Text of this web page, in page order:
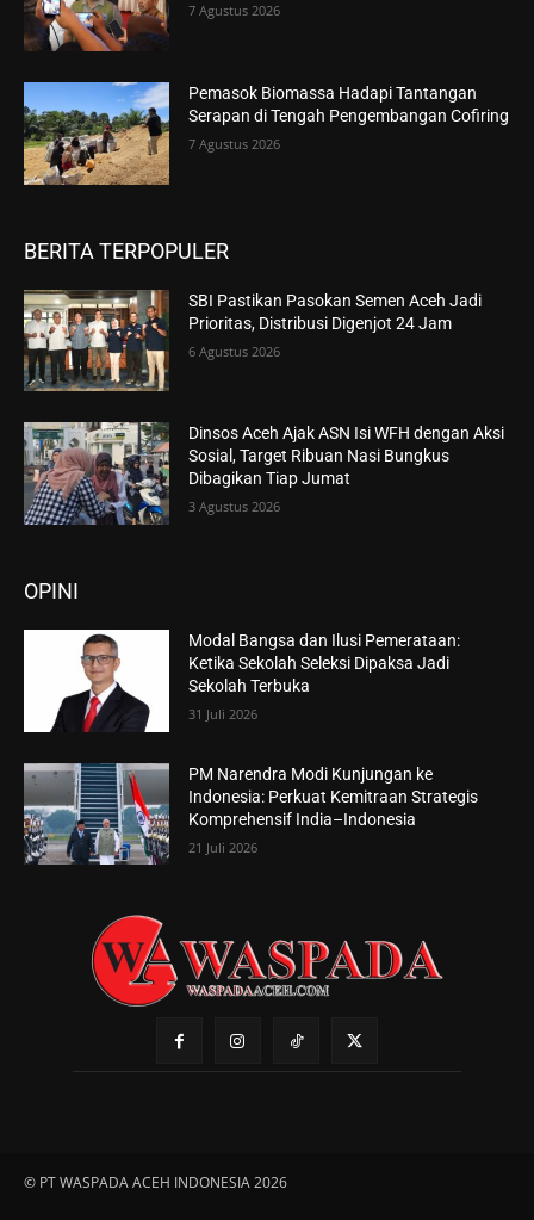
7 Agustus 2026
Pemasok Biomassa Hadapi Tantangan
Serapan di Tengah Pengembangan Cofiring
7 Agustus 2026
BERITA TERPOPULER
SBI Pastikan Pasokan Semen Aceh Jadi
Prioritas, Distribusi Digenjot 24 Jam
6 Agustus 2026
Dinsos Aceh Ajak ASN Isi WFH dengan Aksi
Sosial, Target Ribuan Nasi Bungkus
Dibagikan Tiap Jumat
3 Agustus 2026
OPINI
Modal Bangsa dan Ilusi Pemerataan:
Ketika Sekolah Seleksi Dipaksa Jadi
Sekolah Terbuka
31 Juli 2026
PM Narendra Modi Kunjungan ke
Indonesia: Perkuat Kemitraan Strategis
Komprehensif India–Indonesia
21 Juli 2026
© PT WASPADA ACEH INDONESIA 2026